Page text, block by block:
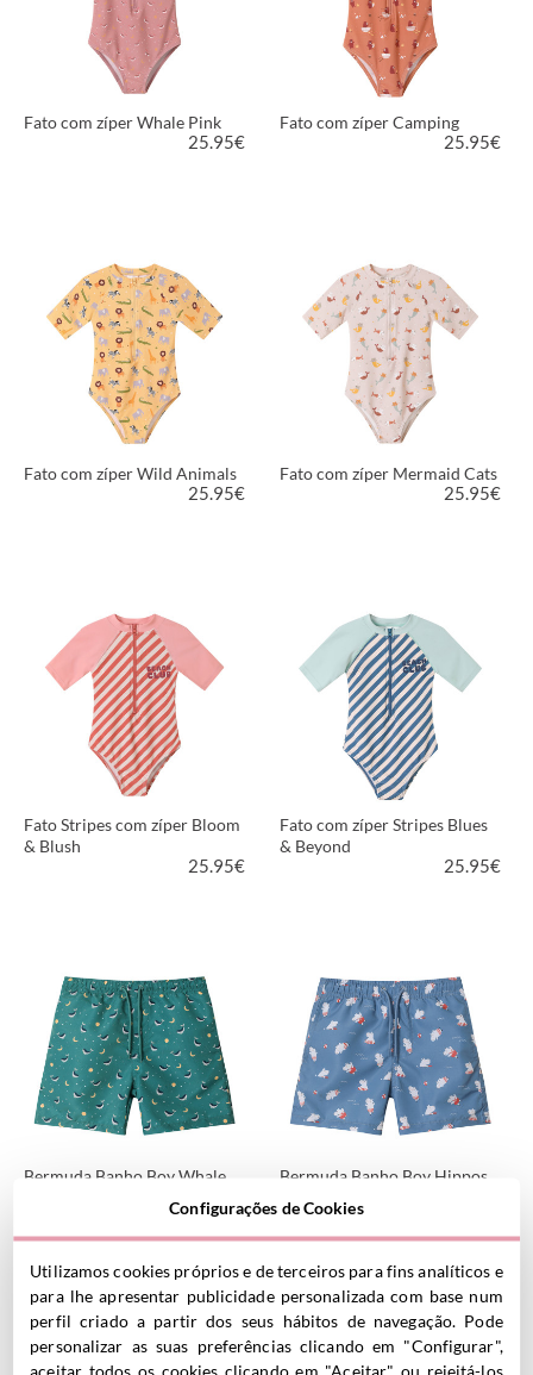
Fato com zíper Whale Pink
25.95€
VER PRODUTO
Fato com zíper Camping
25.95€
VER PRODUTO
Fato com zíper Wild Animals
25.95€
VER PRODUTO
Fato com zíper Mermaid Cats
25.95€
VER PRODUTO
Fato Stripes com zíper Bloom
& Blush
25.95€
Fato com zíper Stripes Blues
& Beyond
25.95€
Bermuda Banho Boy Whale
19.95€
VER PRODUTO
Bermuda Banho Boy Hippos
VER PRODUTO
Configurações de Cookies
Utilizamos cookies próprios e de terceiros para fins analíticos e
para lhe apresentar publicidade personalizada com base num
perfil criado a partir dos seus hábitos de navegação. Pode
personalizar as suas preferências clicando em "Configurar",
aceitar todos os cookies clicando em "Aceitar" ou rejeitá-los